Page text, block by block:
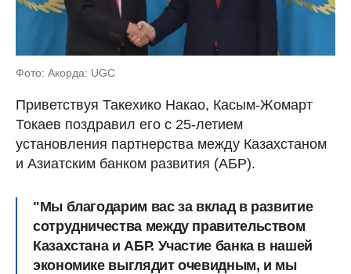
Фото: Акорда: UGC
Приветствуя Такехико Накао, Касым-Жомарт
Токаев поздравил его с 25-летием
установления партнерства между Казахстаном
и Азиатским банком развития (АБР).
"Мы благодарим вас за вклад в развитие
сотрудничества между правительством
Казахстана и АБР. Участие банка в нашей
экономике выглядит очевидным, и мы